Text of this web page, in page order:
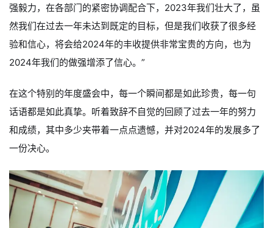
强毅力，在各部门的紧密协调配合下，2023年我们壮大了，虽
然我们在过去一年未达到既定的目标，但是我们收获了很多经
验和信心，将会给2024年的丰收提供非常宝贵的方向，也为
2024年我们的做强增添了信心。”
在这个特别的年度盛会中，每一个瞬间都是如此珍贵，每一句
话语都是如此真挚。听着致辞不自觉的回顾了过去一年的努力
和成绩，其中多少夹带着一点点遗憾，并对2024年的发展多了
一份决心。